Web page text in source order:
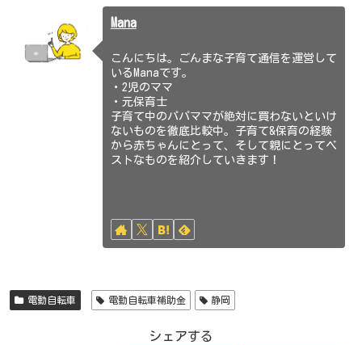
Mana
こんにちは。ごんまな子育て通信を運営して
いるManaです。
・2児のママ
・元保育士
子育て中のパパママが絶対に買わないといけ
ないものを徹底比較中。子育て&保育の経験
から赤ちゃんにとって、そして親にとってベ
ストなものを紹介していきます！
電動自転車 電動自転車補助金 静岡
シェアする